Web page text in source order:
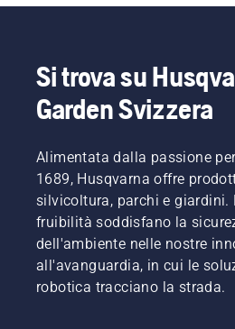
Si trova su
Garden Svizzera
Alimentata dalla passione
1689, Husqvarna offre
silvicoltura, parchi e giardini.
fruibilità soddisfano la
dell'ambiente nelle nostre
all'avanguardia, in cui le
robotica tracciano la strada.